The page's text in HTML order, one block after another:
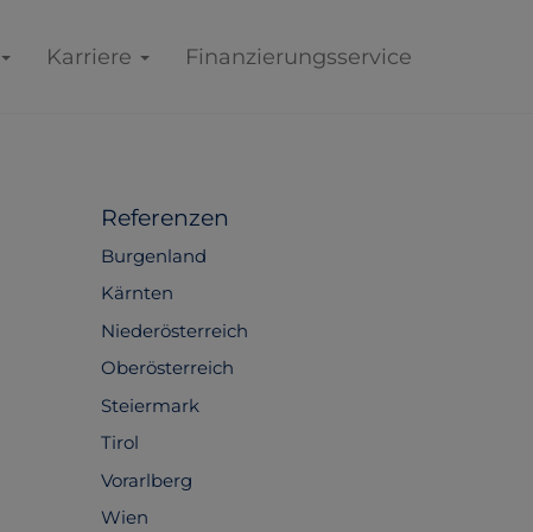
Karriere Finanzierungsservice
Referenzen
Burgenland
Kärnten
Niederösterreich
Oberösterreich
Steiermark
Tirol
Vorarlberg
Wien